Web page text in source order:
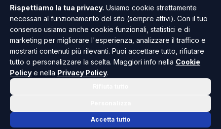
Rispettiamo la tua privacy. Usiamo cookie strettamente
necessari al funzionamento del sito (sempre attivi). Con il tuo
consenso usiamo anche cookie funzionali, statistici e di
marketing per migliorare l'esperienza, analizzare il traffico e
mostrarti contenuti più rilevanti. Puoi accettare tutto, rifiutare
tutto o personalizzare la scelta. Maggiori info nella Cookie
Policy e nella Privacy Policy.
Accetta tutto